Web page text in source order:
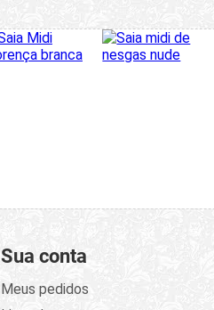
Sua conta
Meus pedidos